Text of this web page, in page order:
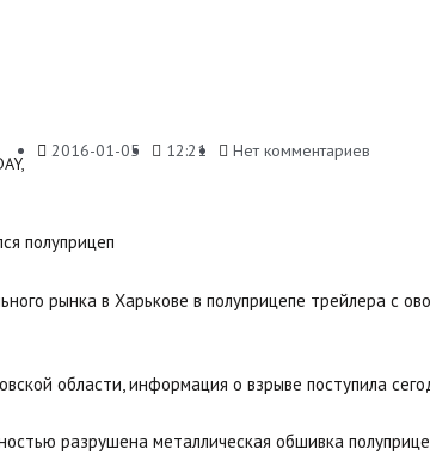
2016-01-05 12:21 Нет комментариев
рынка в Харькове в полуприцепе трейлера с
области, информация о взрыве поступила
разрушена металлическая обшивка